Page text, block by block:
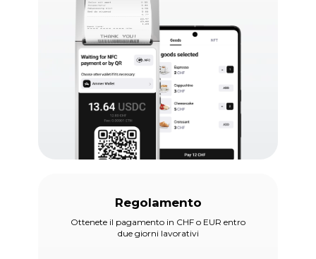
Regolamento
Ottenete il pagamento in CHF o EUR entro
due giorni lavorativi